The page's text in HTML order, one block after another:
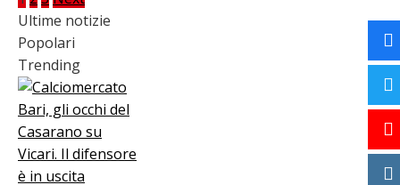
degli
articoli
Ultime notizie
Popolari
Trending